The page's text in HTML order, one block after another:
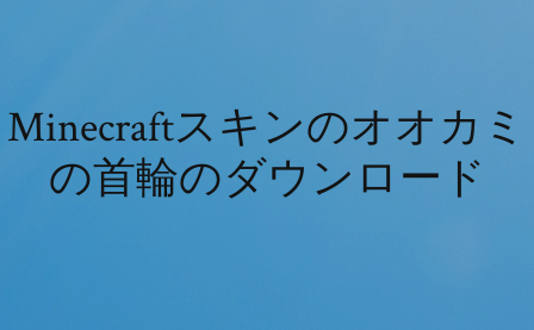
Minecraftスキンのオオカミ
の首輪のダウンロード